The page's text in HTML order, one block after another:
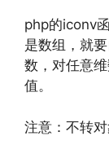
php的iconv
是数组，就
数，对任意
值。
注意：不转对